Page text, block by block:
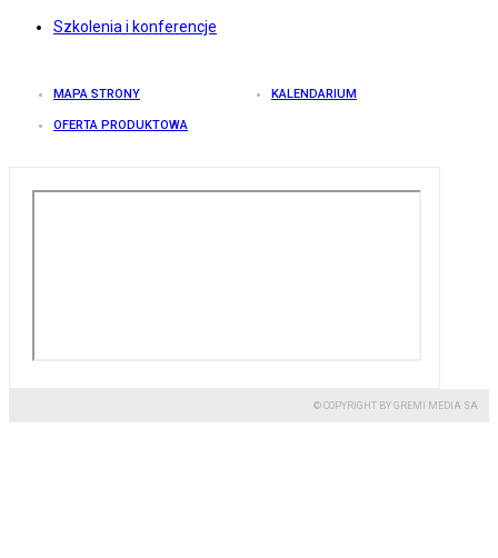
Szkolenia i konferencje
MAPA STRONY KALENDARIUM
OFERTA PRODUKTOWA
© COPYRIGHT BY GREMI MEDIA SA